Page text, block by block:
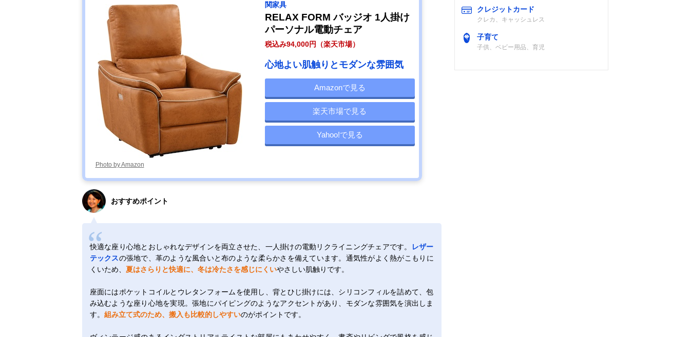
Photo by Amazon
関家具
RELAX FORM バッジオ 1人掛け
パーソナル電動チェア
税込み94,000円（楽天市場）
心地よい肌触りとモダンな雰囲気
Amazonで見る
楽天市場で見る
Yahoo!で見る
おすすめポイント
快適な座り心地とおしゃれなデザインを両立させた、一人掛けの電動リクライニングチェアです。
レザー
テックスの張地で、革のような風合いと布のような柔らかさを備えています。通気性がよく熱がこもりに
くいため、 夏はさらりと快適に、冬は冷たさを感じにくいやさしい肌触りです。
座面にはポケットコイルとウレタンフォームを使用し、背とひじ掛けには、シリコンフィルを詰めて、包
み込むような座り心地を実現。張地にパイピングのようなアクセントがあり、モダンな雰囲気を演出しま
す。 組み立て式のため、搬入も比較的しやすいのがポイントです。
クレジットカード
クレカ、キャッシュレス
子育て
子供、ベビー用品、育児